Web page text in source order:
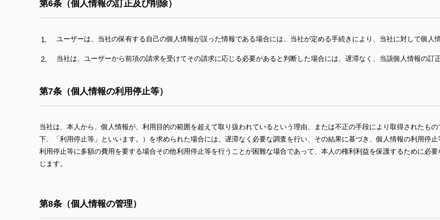
第6条（個人情報の訂正及び削除）
ユーザーは、当社の保有する自己の個人情報が誤った情報である場合には、当社が定める手続きにより、当社に対して個人
当社は、ユーザーから前項の請求を受けてその請求に応じる必要があると判断した場合には、遅滞なく、当該個人情報の訂
第7条（個人情報の利用停止等）
当社は、本人から、個人情報が、利用目的の範囲を超えて取り扱われているという理由、または不正の手段により取得されたも
下、「利用停止等」といいます。）を求められた場合には、遅滞なく必要な調査を行い、その結果に基づき、個人情報の利用停
利用停止等に多額の費用を要する場合その他利用停止等を行うことが困難な場合であって、本人の権利利益を保護するために必
じます。
第8条（個人情報の管理）